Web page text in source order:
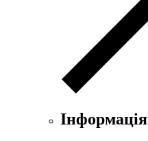
Інформація